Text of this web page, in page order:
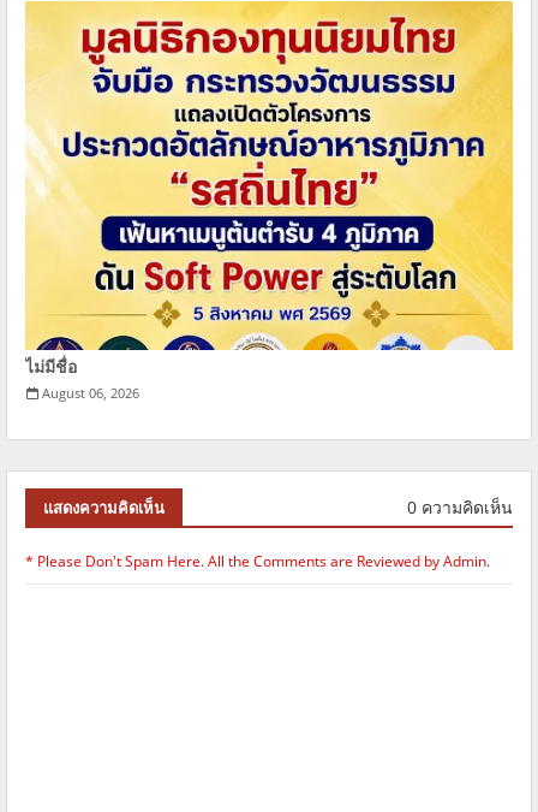
ไม่มีชื่อ
August 06, 2026
แสดงความคิดเห็น 0 ความคิดเห็น
* Please Don't Spam Here. All the Comments are Reviewed by Admin.